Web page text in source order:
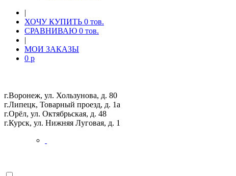
|
ХОЧУ КУПИТЬ 0 тов.
СРАВНИВАЮ 0 тов.
|
МОИ ЗАКАЗЫ
0 p
г.Воронеж, ул. Хользунова, д. 80
г.Липецк, Товарный проезд, д. 1а
г.Орёл, ул. Октябрьская, д. 48
г.Курск, ул. Нижняя Луговая, д. 1